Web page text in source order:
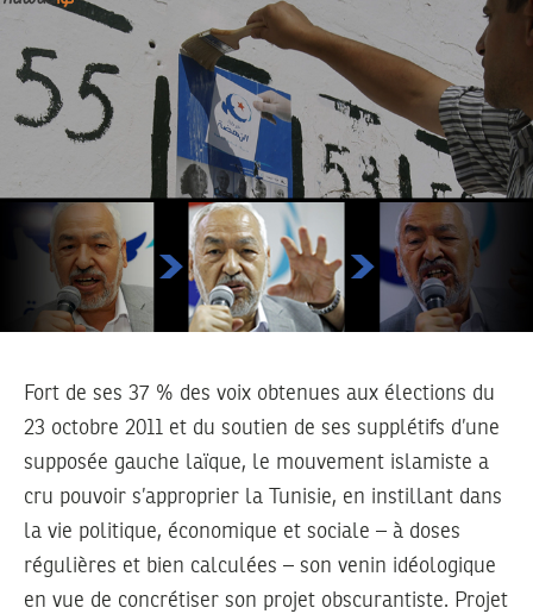
Fort de ses 37 % des voix obtenues aux élections du
23 octobre 2011 et du soutien de ses supplétifs d’une
supposée gauche laïque, le mouvement islamiste a
cru pouvoir s’approprier la Tunisie, en instillant dans
la vie politique, économique et sociale – à doses
régulières et bien calculées – son venin idéologique
en vue de concrétiser son projet obscurantiste. Projet